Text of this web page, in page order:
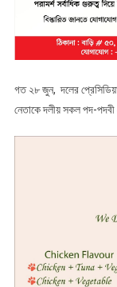
গত ২৮ জুন, দলের
নেতাকে দলীয় সকল পদ-পদবী